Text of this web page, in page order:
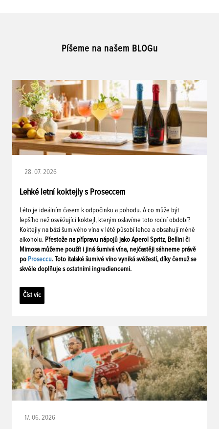
Píšeme na našem BLOGu
28. 07. 2026
Lehké letní koktejly s Proseccem
Léto je ideálním časem k odpočinku a pohodu. A co může být
lepšího než osvěžující koktejl, kterým oslavíme toto roční období?
Koktejly na bázi šumivého vína v létě působí lehce a obsahují méně
alkoholu. Přestože na přípravu nápojů jako Aperol Spritz, Bellini či
Mimosa můžeme použít i jiná šumivá vína, nejčastěji sáhneme právě
po Proseccu. Toto italské šumivé víno vyniká svěžestí, díky čemuž se
skvěle doplňuje s ostatními ingrediencemi.
Číst víc
17. 06. 2026